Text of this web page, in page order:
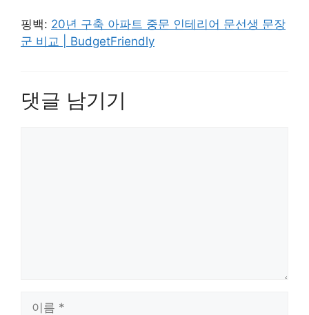
핑백: 20년 구축 아파트 중문 인테리어 문선생 문장
군 비교 | BudgetFriendly
댓글 남기기